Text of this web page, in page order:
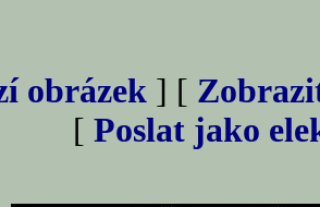
obrázek ] [
[ Poslat jako